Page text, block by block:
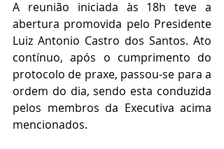
A reunião iniciada às 18h teve a
abertura promovida pelo Presidente
Luiz Antonio Castro dos Santos. Ato
contínuo, após o cumprimento do
protocolo de praxe, passou-se para a
ordem do dia, sendo esta conduzida
pelos membros da Executiva acima
mencionados.